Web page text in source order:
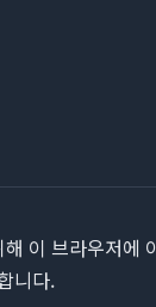
이 브라우저에
니다.